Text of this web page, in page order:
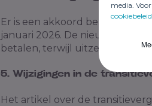
media.
cookiebeleid
Er is een akkoord bereikt over
januari 2026. De nieuwe
betalen, terwijl
5. Wijzigingen in de
Het artikel over de